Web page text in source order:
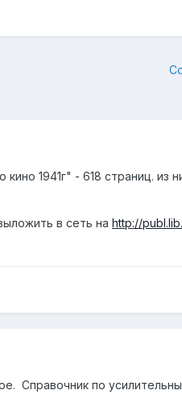
1941г" - 618 страниц. из
в сеть на http://
Справочник по